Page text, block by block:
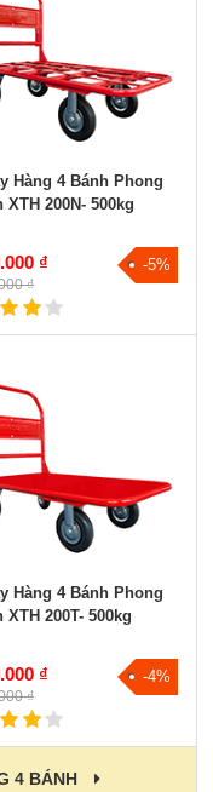
Hàng 4 Bánh Phong
XTH 200N- 500kg
₫
₫
-5%
Hàng 4 Bánh Phong
XTH 200T- 500kg
₫
₫
-4%
4 BÁNH